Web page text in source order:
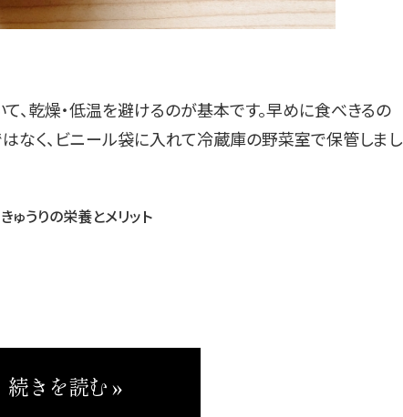
、乾燥・低温を避けるのが基本です。早めに食べきるの
なく、ビニール袋に入れて冷蔵庫の野菜室で保管しまし
きゅうりの栄養とメリット
続きを読む »